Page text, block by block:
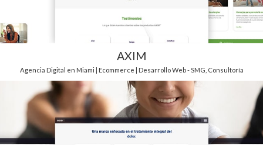
AXIM
Agencia Digital en Miami | Ecommerce | Desarrollo Web - SMG Consultoría